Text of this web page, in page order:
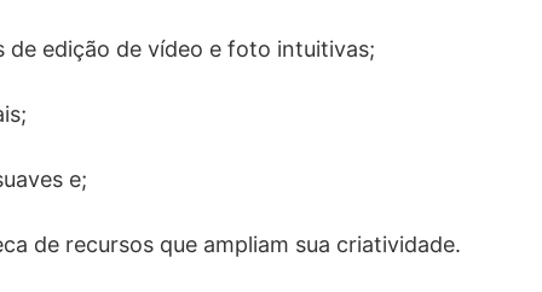
de edição de vídeo e foto intuitivas;
e;
de recursos que ampliam sua criatividade.